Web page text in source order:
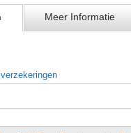
Meer Informatie